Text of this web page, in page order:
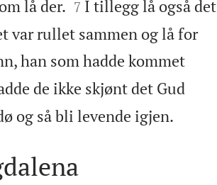
lå der.
7 I tillegg lå også det
var rullet sammen og lå for
han som hadde kommet
de ikke skjønt det Gud
og så bli levende igjen.